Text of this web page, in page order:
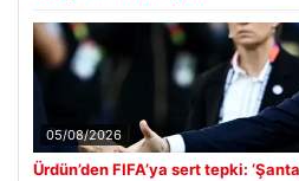
05/08/2026
Ürdün’den FIFA’ya sert tepki: